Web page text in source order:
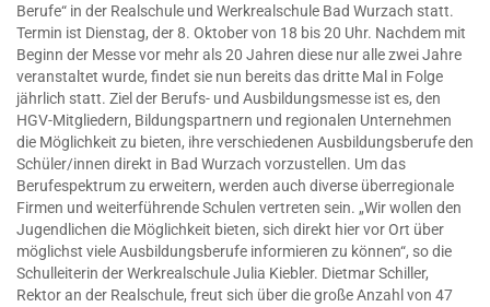
Berufe“ in der Realschule und Werkrealschule Bad Wurzach statt.
Termin ist Dienstag, der 8. Oktober von 18 bis 20 Uhr. Nachdem mit
Beginn der Messe vor mehr als 20 Jahren diese nur alle zwei Jahre
veranstaltet wurde, findet sie nun bereits das dritte Mal in Folge
jährlich statt. Ziel der Berufs- und Ausbildungsmesse ist es, den
HGV-Mitgliedern, Bildungspartnern und regionalen Unternehmen
die Möglichkeit zu bieten, ihre verschiedenen Ausbildungsberufe den
Schüler/innen direkt in Bad Wurzach vorzustellen. Um das
Berufespektrum zu erweitern, werden auch diverse überregionale
Firmen und weiterführende Schulen vertreten sein. „Wir wollen den
Jugendlichen die Möglichkeit bieten, sich direkt hier vor Ort über
möglichst viele Ausbildungsberufe informieren zu können“, so die
Schulleiterin der Werkrealschule Julia Kiebler. Dietmar Schiller,
Rektor an der Realschule, freut sich über die große Anzahl von 47